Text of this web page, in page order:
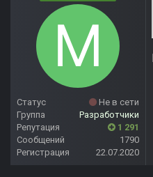
Статус
Не в сети
Группа
Разработчики
Репутация
1 291
Сообщений
1790
Регистрация
22.07.2020